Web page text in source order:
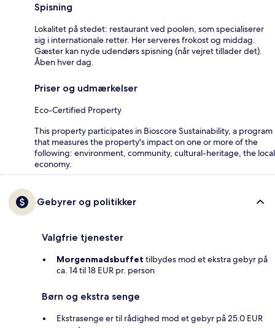
Spisning
Lokalitet på stedet: restaurant ved poolen, som specialiserer
sig i internationale retter. Her serveres frokost og middag.
Gæster kan nyde udendørs spisning (når vejret tillader det).
Åben hver dag.
Priser og udmærkelser
Eco-Certified Property
This property participates in Bioscore Sustainability, a program
that measures the property's impact on one or more of the
following: environment, community, cultural-heritage, the local
economy.
Gebyrer og politikker
Valgfrie tjenester
Morgenmadsbuffet tilbydes mod et ekstra gebyr på
ca. 14 til 18 EUR pr. person
Børn og ekstra senge
Ekstrasenge er til rådighed mod et gebyr på 25.0 EUR